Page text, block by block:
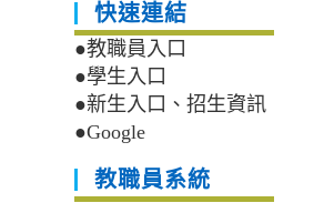
快速連結
●教職員入口
●學生入口
●新生入口、招生資訊
●Google
教職員系統